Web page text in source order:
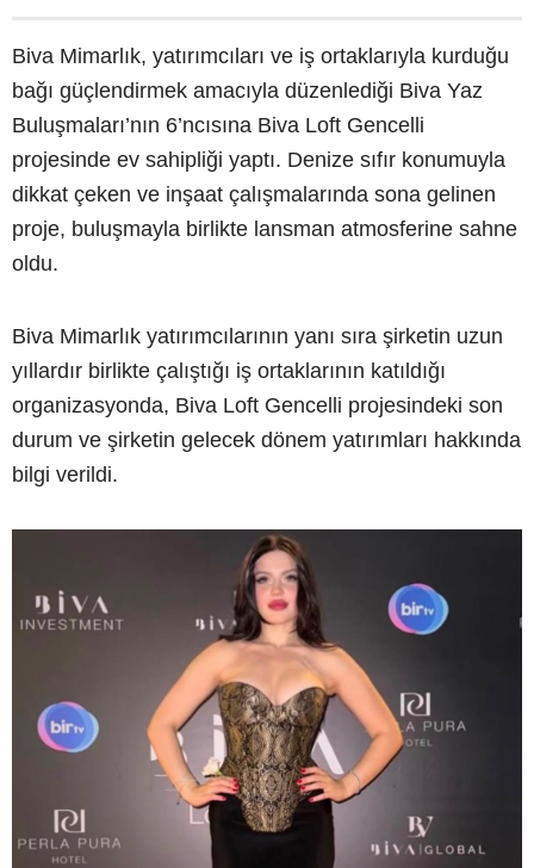
Biva Mimarlık, yatırımcıları ve iş ortaklarıyla kurduğu
bağı güçlendirmek amacıyla düzenlediği Biva Yaz
Buluşmaları’nın 6’ncısına Biva Loft Gencelli
projesinde ev sahipliği yaptı. Denize sıfır konumuyla
dikkat çeken ve inşaat çalışmalarında sona gelinen
proje, buluşmayla birlikte lansman atmosferine sahne
oldu.
Biva Mimarlık yatırımcılarının yanı sıra şirketin uzun
yıllardır birlikte çalıştığı iş ortaklarının katıldığı
organizasyonda, Biva Loft Gencelli projesindeki son
durum ve şirketin gelecek dönem yatırımları hakkında
bilgi verildi.